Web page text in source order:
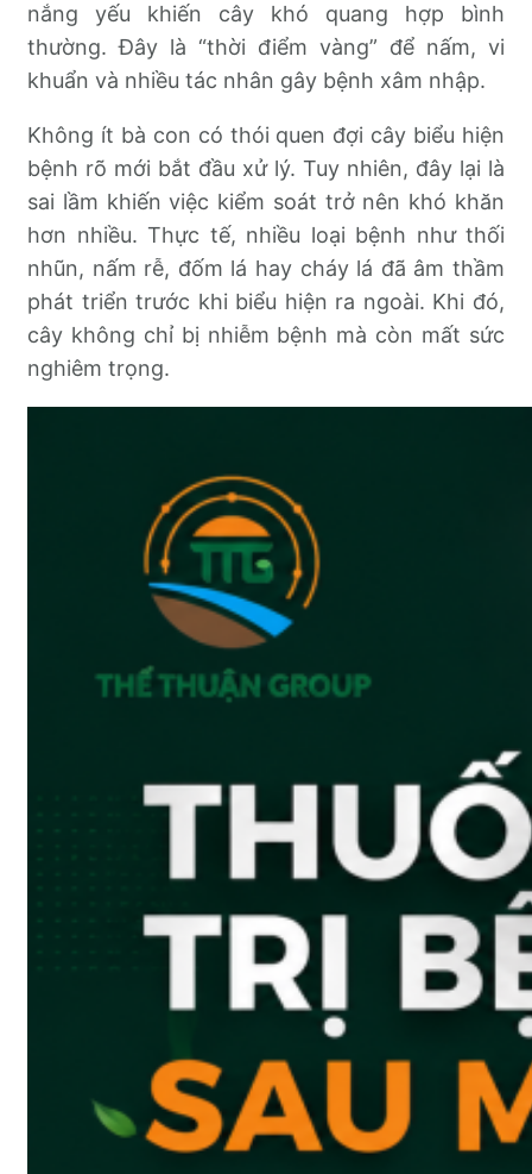
nắng yếu khiến cây khó quang hợp bình
thường. Đây là “thời điểm vàng” để nấm, vi
khuẩn và nhiều tác nhân gây bệnh xâm nhập.
Không ít bà con có thói quen đợi cây biểu hiện
bệnh rõ mới bắt đầu xử lý. Tuy nhiên, đây lại là
sai lầm khiến việc kiểm soát trở nên khó khăn
hơn nhiều. Thực tế, nhiều loại bệnh như thối
nhũn, nấm rễ, đốm lá hay cháy lá đã âm thầm
phát triển trước khi biểu hiện ra ngoài. Khi đó,
cây không chỉ bị nhiễm bệnh mà còn mất sức
nghiêm trọng.